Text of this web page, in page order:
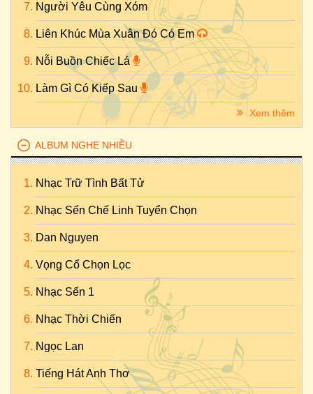
Người Yêu Cùng Xóm
Liên Khúc Mùa Xuân Đó Có Em
Nỗi Buồn Chiếc Lá
Làm Gì Có Kiếp Sau
Xem thêm
ALBUM NGHE NHIỀU
Nhạc Trữ Tình Bất Tử
Nhạc Sến Chế Linh Tuyển Chọn
Dan Nguyen
Vọng Cổ Chọn Lọc
Nhạc Sến 1
Nhạc Thời Chiến
Ngọc Lan
Tiếng Hát Anh Thơ